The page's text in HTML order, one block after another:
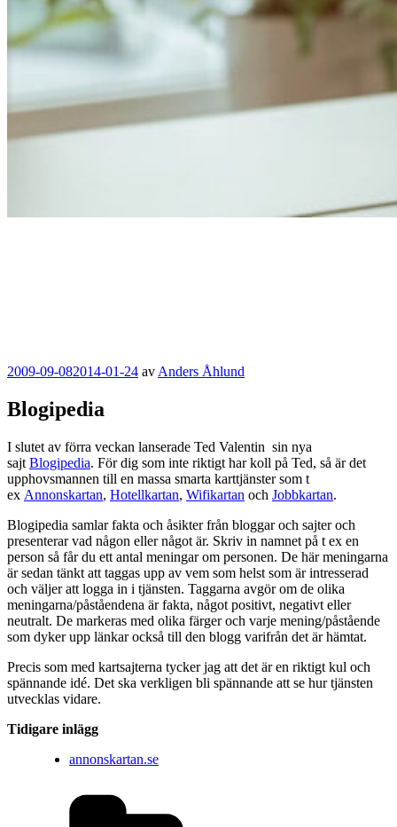
Publicerat
2009-09-082014-01-24 av Anders Åhlund
Blogipedia
I slutet av förra veckan lanserade Ted Valentin sin nya
sajt Blogipedia. För dig som inte riktigt har koll på Ted, så är det
upphovsmannen till en massa smarta karttjänster som t
ex Annonskartan, Hotellkartan, Wifikartan och Jobbkartan.
Blogipedia samlar fakta och åsikter från bloggar och sajter och
presenterar vad någon eller något är. Skriv in namnet på t ex en
person så får du ett antal meningar om personen. De här meningarna
är sedan tänkt att taggas upp av vem som helst som är intresserad
och väljer att logga in i tjänsten. Taggarna avgör om de olika
meningarna/påståendena är fakta, något positivt, negativt eller
neutralt. De markeras med olika färger och varje mening/påstående
som dyker upp länkar också till den blogg varifrån det är hämtat.
Precis som med kartsajterna tycker jag att det är en riktigt kul och
spännande idé. Det ska verkligen bli spännande att se hur tjänsten
utvecklas vidare.
Tidigare inlägg
annonskartan.se